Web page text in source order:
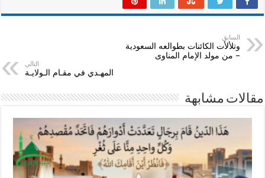
السابق
وتلألأت الكائنات بطوالعه السعودية
– من مولد الإمام المناوى
التالي
المهـدي في مقـام الـولايـة
مقالات مشابهة